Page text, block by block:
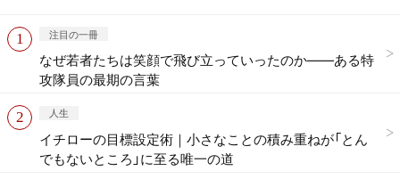
注目の一冊
なぜ若者たちは笑顔で飛び立っていったのか——ある特
攻隊員の最期の言葉
人生
イチローの目標設定術｜小さなことの積み重ねが「とん
でもないところ」に至る唯一の道